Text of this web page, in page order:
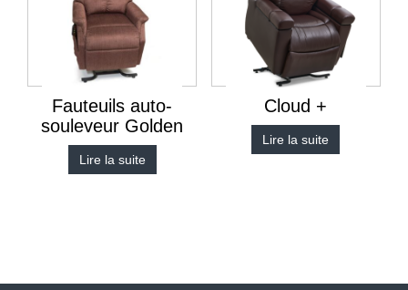
Fauteuils auto-
souleveur Golden
Lire la suite
Cloud +
Lire la suite